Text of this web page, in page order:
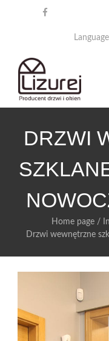
DRZWI
Home page/
Drzwi wewnętrzne